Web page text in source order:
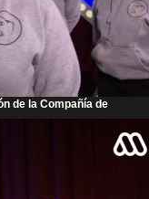
de la Compañía de